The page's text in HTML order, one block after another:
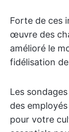
Forte de ces
œuvre des
amélioré le
fidélisation
Les
des
pour votre